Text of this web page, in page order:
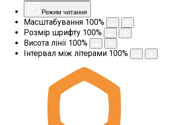
Режим читання
Масштабування 100%
Розмір шрифту 100%
Висота лінії 100%
Інтервал між літерами 100%